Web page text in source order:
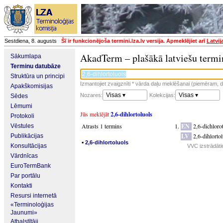
Sestdiena, 8. augusts Šī ir funkcionējoša termini.lza.lv versija. Apmeklējiet arī
Sākumlapa
Terminu datubāze
Struktūra un principi
Apakškomisijas
Sēdes
Lēmumi
Protokoli
Vēstules
Publikācijas
Konsultācijas
Vārdnīcas
EuroTermBank
Par portālu
Kontakti
Resursi internetā
«Terminoloģijas
Jaunumi»
Atbalstītāji
AkadTerm – plašākā latviešu
Izmantojiet zvaigznīti * vārda daļu meklēšanai (piemēram,
Nozares:
Visas ▾ Kolekcijas: Visas ▾
Jūs meklējāt2,6-dihlortoluols
Atrasts 1 termins
▪ 2,6-dihlortoluols
EN 2,6-
LV 2,6-
VVC